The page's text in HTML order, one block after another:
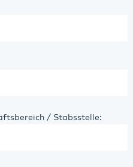
/ Stabsstelle: